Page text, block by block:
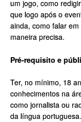
um jogo, como
que logo após o
ainda, como falar
maneira precisa.
Pré-requisito e
Ter, no mínimo, 18
conhecimentos na
como jornalista ou
da língua portuguesa.